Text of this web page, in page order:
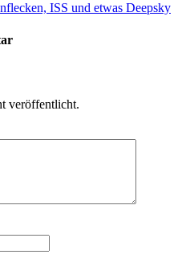
ISS und etwas Deepsky
veröffentlicht.